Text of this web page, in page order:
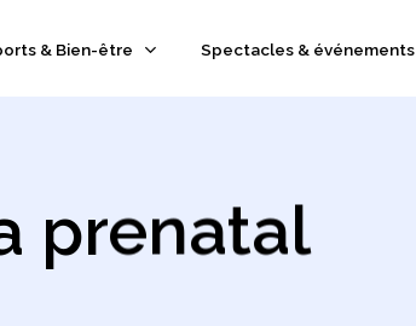
& Bien-être Spectacles & événements
prenatal